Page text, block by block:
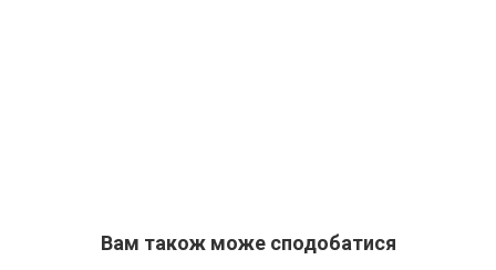
Вам також може сподобатися